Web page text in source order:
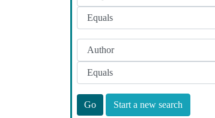
Start a new search